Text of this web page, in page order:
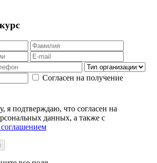
Согласен на получение
я подтверждаю, что согласен на
данных, а также с